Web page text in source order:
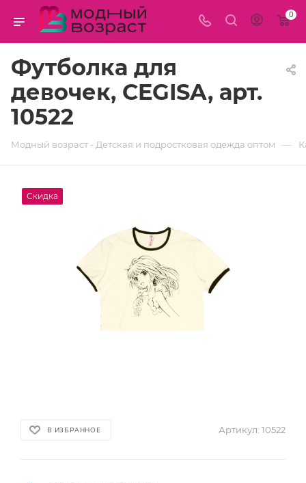
0
Футболка для
девочек, CEGISA, арт.
10522
Модный возраст - Детская и подростковая одежда оптом —
Скидка
В ИЗБРАННОЕ Артикул: 10522